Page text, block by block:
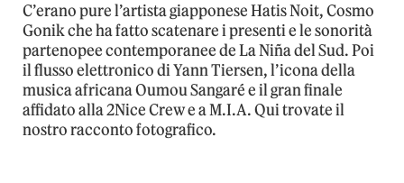
C’erano pure l’artista giapponese Hatis Noit, Cosmo
Gonik che ha fatto scatenare i presenti e le sonorità
partenopee contemporanee de La Niña del Sud. Poi
il flusso elettronico di Yann Tiersen, l’icona della
musica africana Oumou Sangaré e il gran finale
affidato alla 2Nice Crew e a M.I.A. Qui trovate il
nostro racconto fotografico.